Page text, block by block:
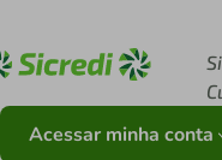
Acessar minha conta